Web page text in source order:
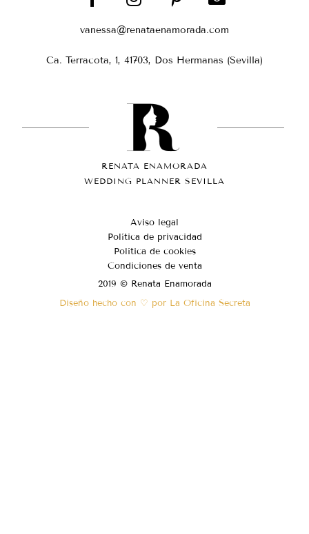
vanessa@renataenamorada.com
Ca. Terracota, 1, 41703, Dos Hermanas (Sevilla)
RENATA ENAMORADA
WEDDING PLANNER SEVILLA
Aviso legal
Política de privacidad
Política de cookies
Condiciones de venta
2019 © Renata Enamorada
Diseño hecho con ♡ por La Oficina Secreta